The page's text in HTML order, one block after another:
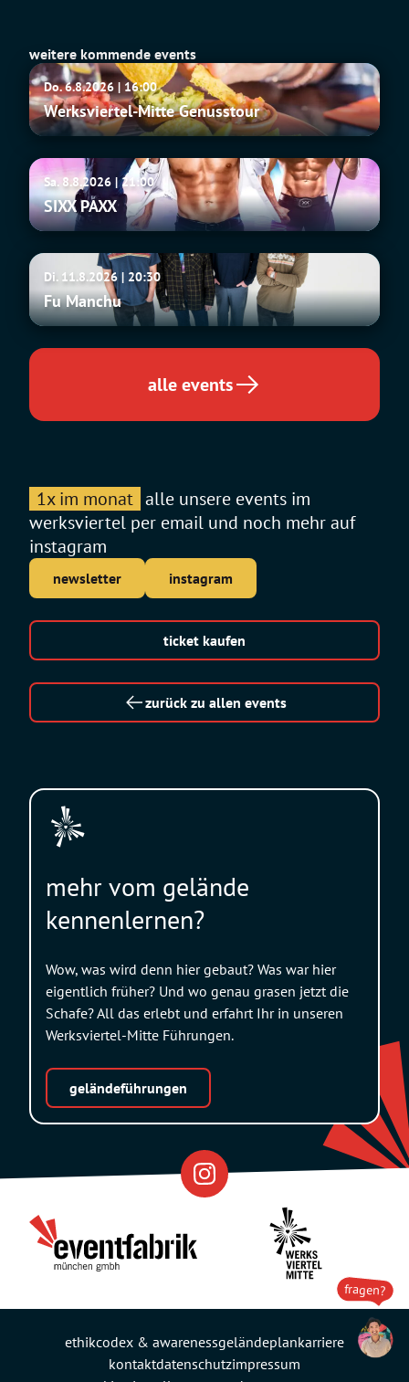
weitere kommende events
Werksviertel-
Mitte
Genusstour
Do. 6.8.2026 | 16:00
Werksviertel-Mitte Genusstour
SIXX
PAXXSa. 8.8.2026 | 21:00
SIXX PAXX
Fu
Manchu
Di. 11.8.2026 | 20:30
Fu Manchu
alle events
1x im monat alle unsere events im
werksviertel per email und noch mehr auf
instagram
newsletter instagram
ticket kaufen
zurück zu allen events
fragen?
Partner
mehr vom gelände
kennenlernen?
Wow, was wird denn hier gebaut? Was war hier
eigentlich früher? Und wo genau grasen jetzt die
Schafe? All das erlebt und erfahrt Ihr in unseren
Werksviertel-Mitte Führungen.
geländeführungen
ethikcodex & awarenessgeländeplankarriere
kontaktdatenschutzimpressum